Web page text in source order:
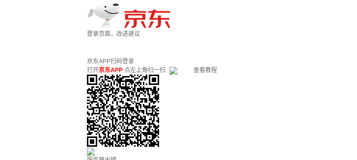
登录页面，改进建议
京东APP扫码登录
打开京东APP 点左上角扫一扫 查看教程